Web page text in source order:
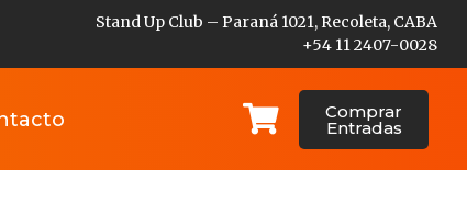
Stand Up Club – Paraná 1021, Recoleta, CABA
+54 11 2407-0028
Comprar
Entradas